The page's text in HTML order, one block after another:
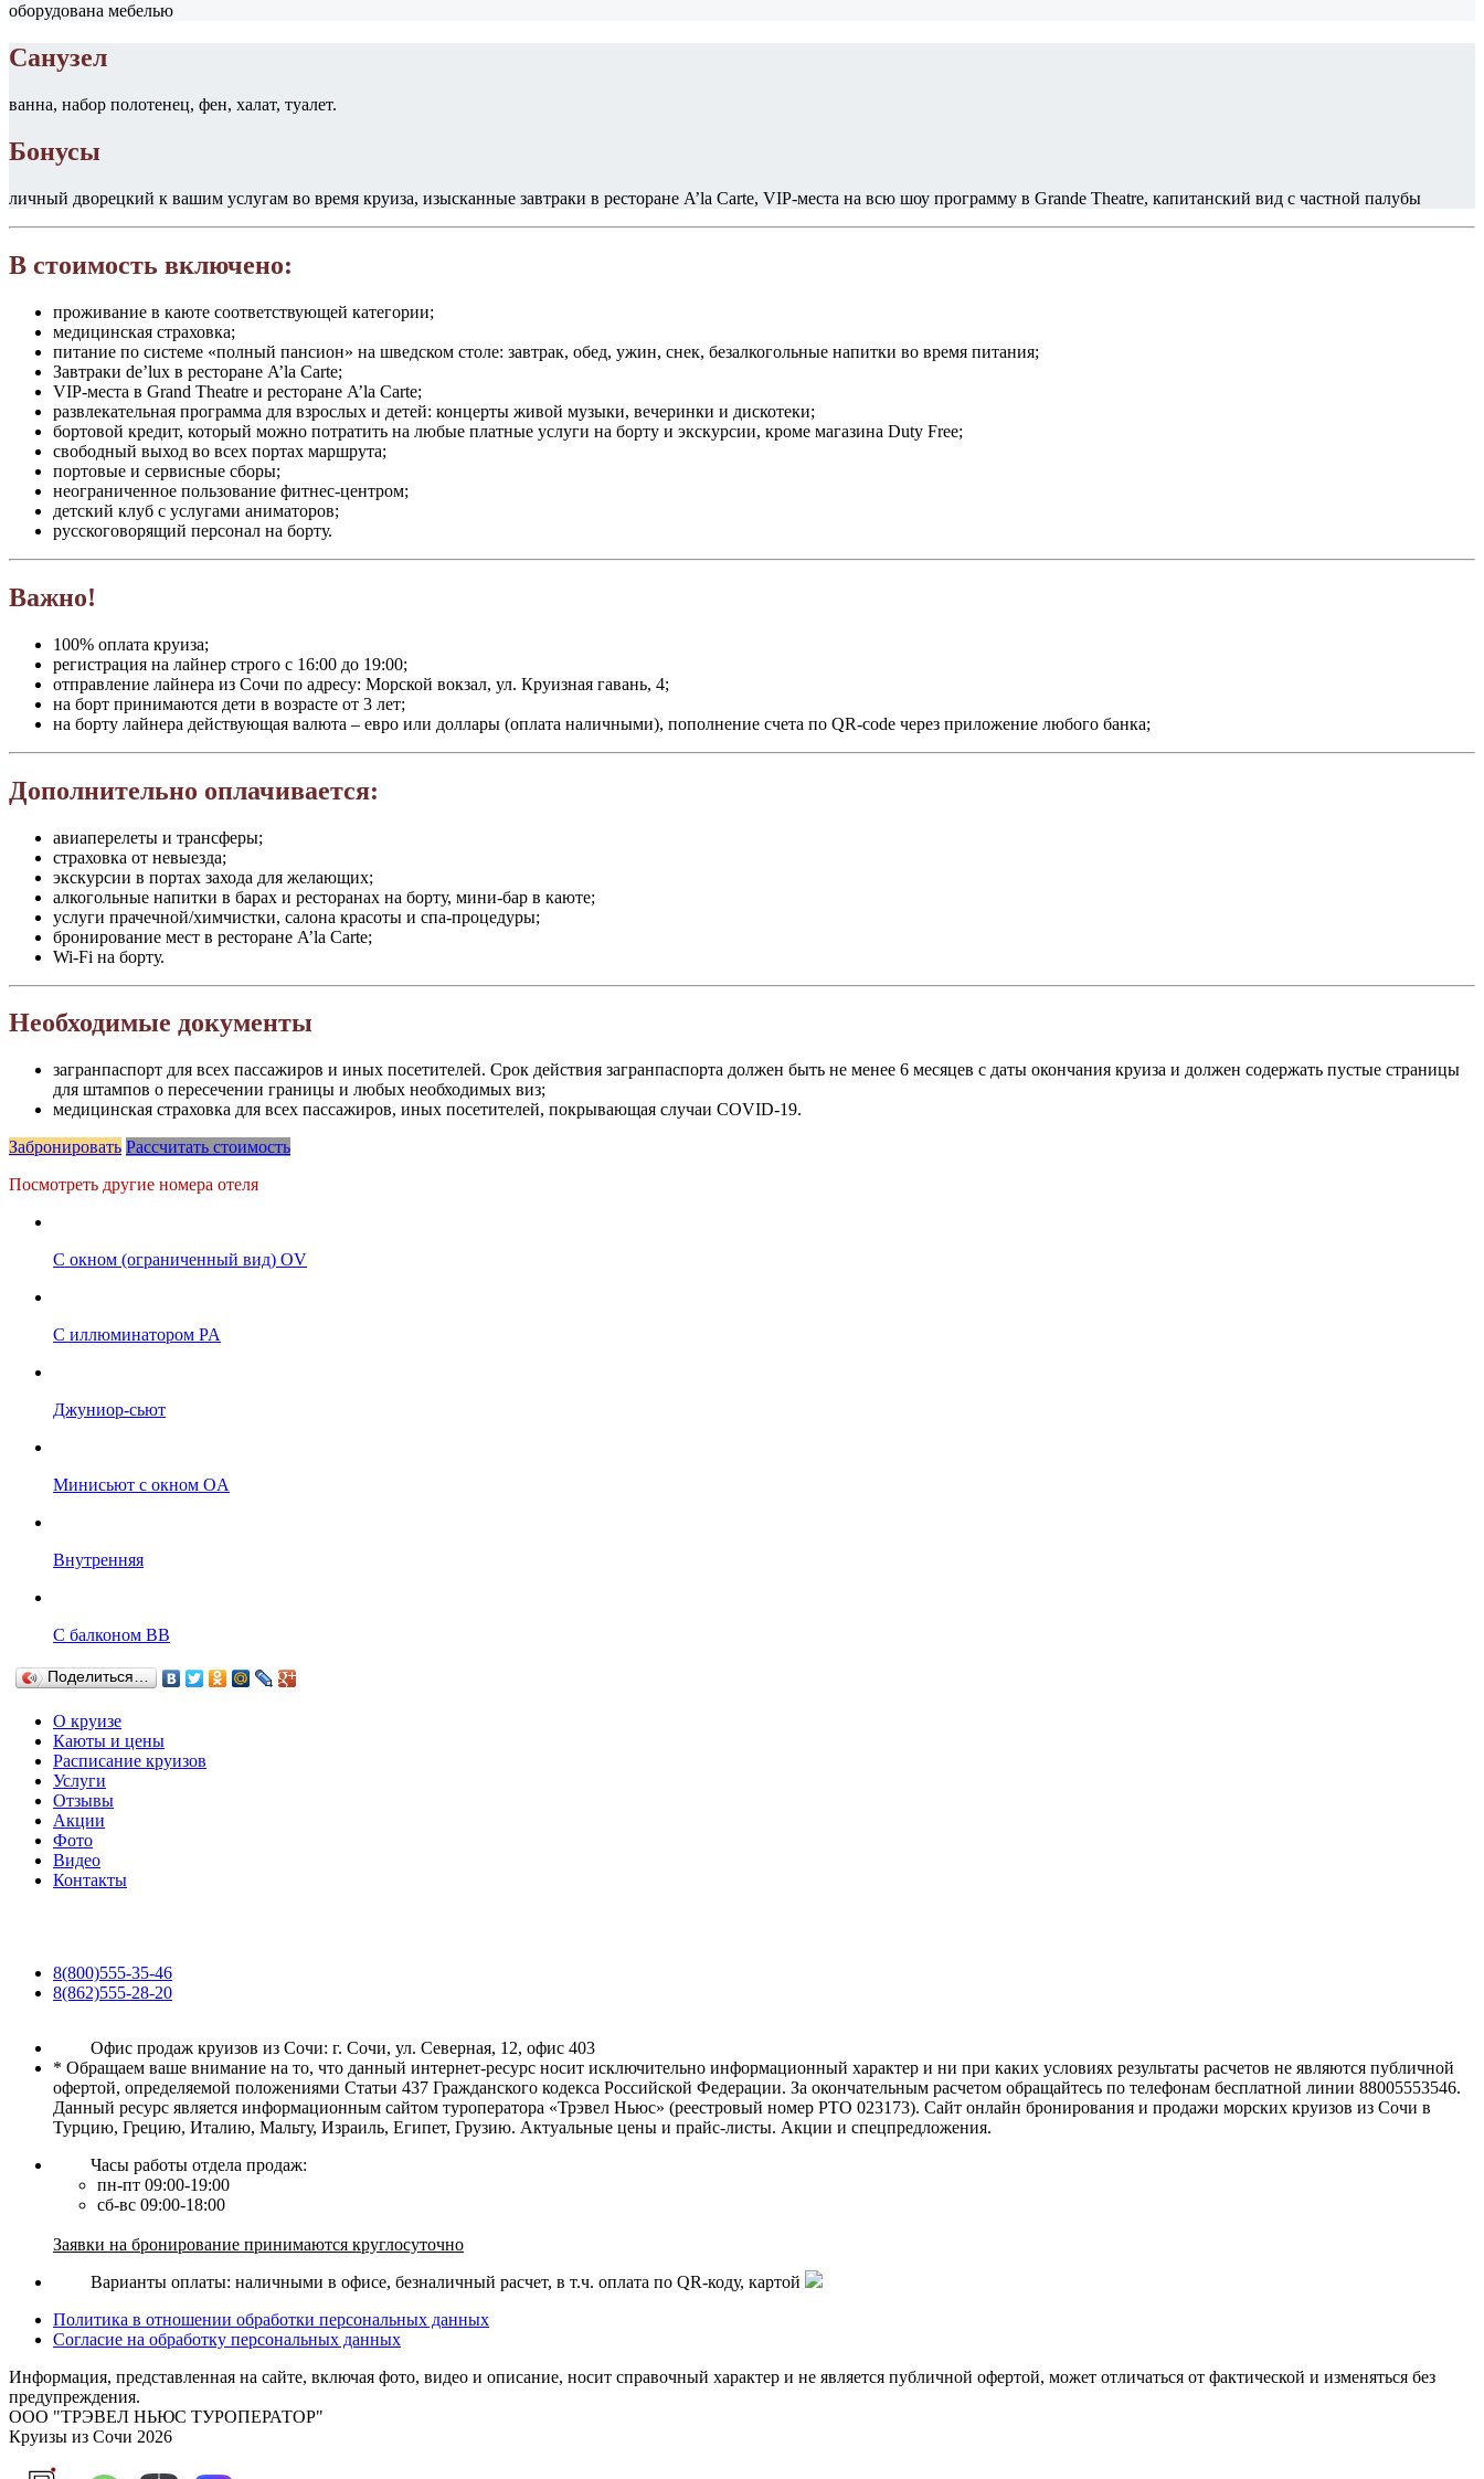
оборудована мебелью
Санузел
ванна, набор полотенец, фен, халат, туалет.
Бонусы
личный дворецкий к вашим услугам во время круиза, изысканные завтраки в ресторане A’la Carte, VIP-места на всю шоу программу в Grande Theatre, капитанский вид с частной палубы
В стоимость включено:
проживание в каюте соответствующей категории;
медицинская страховка;
питание по системе «полный пансион» на шведском столе: завтрак, обед, ужин, снек, безалкогольные напитки во время питания;
Завтраки de’lux в ресторане A’la Carte;
VIP-места в Grand Theatre и ресторане A’la Carte;
развлекательная программа для взрослых и детей: концерты живой музыки, вечеринки и дискотеки;
бортовой кредит, который можно потратить на любые платные услуги на борту и экскурсии, кроме магазина Duty Free;
свободный выход во всех портах маршрута;
портовые и сервисные сборы;
неограниченное пользование фитнес-центром;
детский клуб с услугами аниматоров;
русскоговорящий персонал на борту.
Важно!
100% оплата круиза;
регистрация на лайнер строго с 16:00 до 19:00;
отправление лайнера из Сочи по адресу: Морской вокзал, ул. Круизная гавань, 4;
на борт принимаются дети в возрасте от 3 лет;
на борту лайнера действующая валюта – евро или доллары (оплата наличными), пополнение счета по QR-code через приложение любого банка;
Дополнительно оплачивается:
авиаперелеты и трансферы;
страховка от невыезда;
экскурсии в портах захода для желающих;
алкогольные напитки в барах и ресторанах на борту, мини-бар в каюте;
услуги прачечной/химчистки, салона красоты и спа-процедуры;
бронирование мест в ресторане A’la Carte;
Wi-Fi на борту.
Необходимые документы
загранпаспорт для всех пассажиров и иных посетителей. Срок действия загранпаспорта должен быть не менее 6 месяцев с даты окончания круиза и должен содержать пустые страницы
для штампов о пересечении границы и любых необходимых виз;
медицинская страховка для всех пассажиров, иных посетителей, покрывающая случаи COVID-19.
Забронировать Рассчитать стоимость
Посмотреть другие номера отеля
С окном (ограниченный вид) OV
С иллюминатором PA
Джуниор-сьют
Минисьют с окном OA
Внутренняя
С балконом BB
Поделиться…
О круизе
Каюты и цены
Расписание круизов
Услуги
Отзывы
Акции
Фото
Видео
Контакты
8(800)555-35-46
8(862)555-28-20
Офис продаж круизов из Сочи: г. Сочи, ул. Северная, 12, офис 403
* Обращаем ваше внимание на то, что данный интернет-ресурс носит исключительно информационный характер и ни при каких условиях результаты расчетов не являются публичной
офертой, определяемой положениями Статьи 437 Гражданского кодекса Российской Федерации. За окончательным расчетом обращайтесь по телефонам бесплатной линии 88005553546.
Данный ресурс является информационным сайтом туроператора «Трэвел Ньюс» (реестровый номер РТО 023173). Сайт онлайн бронирования и продажи морских круизов из Сочи в
Турцию, Грецию, Италию, Мальту, Израиль, Египет, Грузию. Актуальные цены и прайс-листы. Акции и спецпредложения.
Часы работы отдела продаж:
пн-пт 09:00-19:00
сб-вс 09:00-18:00
Заявки на бронирование принимаются круглосуточно
Варианты оплаты: наличными в офисе, безналичный расчет, в т.ч. оплата по QR-коду, картой
Политика в отношении обработки персональных данных
Согласие на обработку персональных данных
Информация, представленная на сайте, включая фото, видео и описание, носит справочный характер и не является публичной офертой, может отличаться от фактической и изменяться без
предупреждения.
ООО "ТРЭВЕЛ НЬЮС ТУРОПЕРАТОР"
Круизы из Сочи 2026